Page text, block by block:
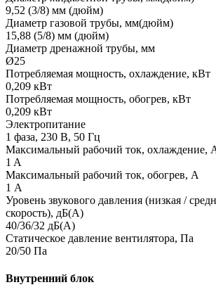
9,52 (3/8) мм (дюйм)
Диаметр газовой трубы, мм(дюйм)
15,88 (5/8) мм (дюйм)
Диаметр дренажной трубы, мм
Ø25
Потребляемая мощность, охлаждение, кВт
0,209 кВт
Потребляемая мощность, обогрев, кВт
0,209 кВт
Электропитание
1 фаза, 230 В, 50 Гц
Максимальный рабочий ток, охлаждение,
1 A
Максимальный рабочий ток, обогрев, А
1 А
Уровень звукового давления (низкая /
скорость), дБ(А)
40/36/32 дБ(А)
Статическое давление вентилятора, Па
20/50 Па
Внутренний блок